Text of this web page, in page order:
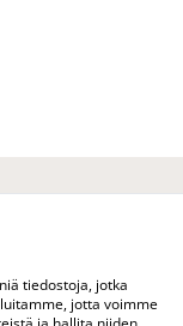
tiedostoja, jotka
jotta voimme